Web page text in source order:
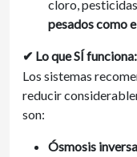
cloro,
pesados como
✔ Lo que SÍ funciona:
Los sistemas
reducir
son:
Ósmosis inversa